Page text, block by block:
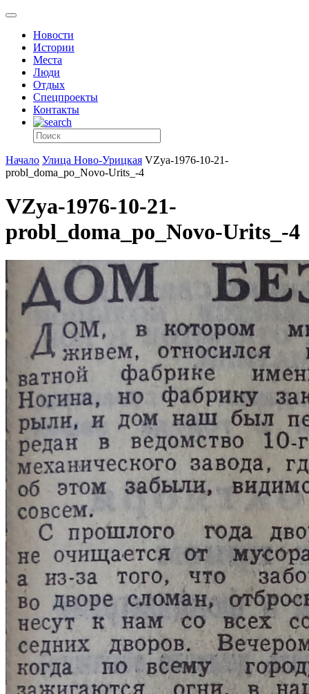
Новости
Истории
Места
Люди
Отдых
Спецпроекты
Контакты
Начало Улица Ново-Урицкая VZya-1976-10-21-
probl_doma_po_Novo-Urits_-4
VZya-1976-10-21-
probl_doma_po_Novo-Urits_-4